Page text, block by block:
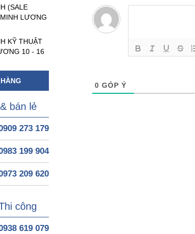
(SALE
LƯƠNG
KỸ THUẬT
10 - 16
bán lẻ
273 179
199 904
209 620
công
619 079
0 GÓP Ý